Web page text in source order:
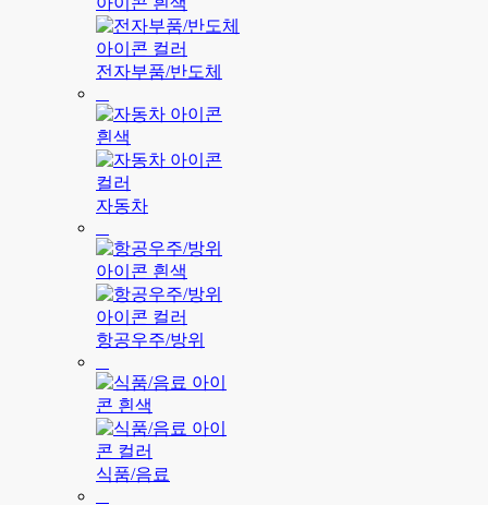
전자부품/반도체
자동차
항공우주/방위
식품/음료